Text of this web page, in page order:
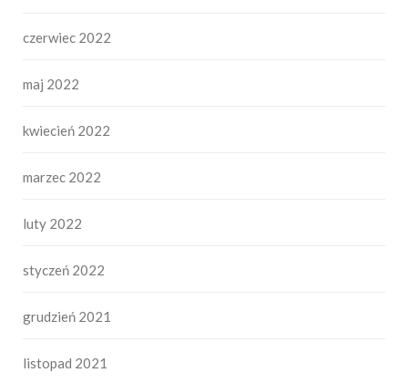
czerwiec 2022
maj 2022
kwiecień 2022
marzec 2022
luty 2022
styczeń 2022
grudzień 2021
listopad 2021